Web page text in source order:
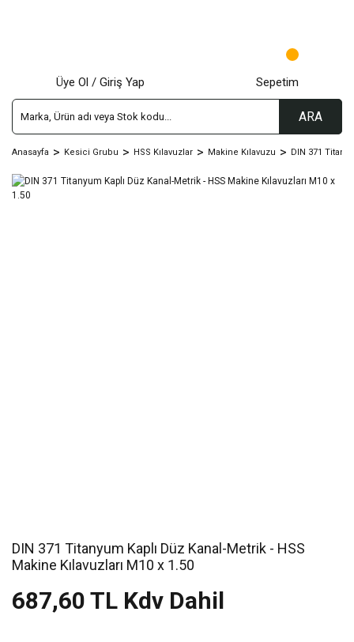
ARA
Üye Ol / Giriş Yap Sepetim
Anasayfa Kesici Grubu HSS Kılavuzlar Makine Kılavuzu DIN 371
DIN 371 Titanyum Kaplı Düz Kanal-Metrik - HSS
Makine Kılavuzları M10 x 1.50
687,60 TL Kdv Dahil